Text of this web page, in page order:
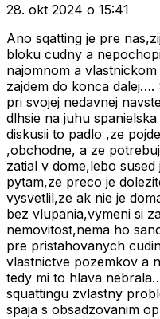
28. okt 2024 o 15:41
Ano sqatting je pre
bloku cudny a
najomnom a
zajdem do konca
pri svojej nedavnej
dlhsie na juhu
diskusii to padlo ,ze
,obchodne, a ze
zatial v dome,lebo
pytam,ze preco je
vysvetlil,ze ak nie je
bez vlupania,vymeni si
nemovitost,nema ho
pre pristahovanych
vlastnictve pozemkov a
tedy mi to hlava
squattingu zvlastny
spaja s obsadzovanim